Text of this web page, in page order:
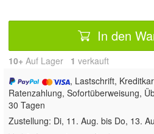
In den
10+ Auf Lager 1 verkauft
, Lastschrift,
Ratenzahlung, Sofortüberweisung,
30 Tagen
Zustellung: Di, 11. Aug. bis Do, 13.